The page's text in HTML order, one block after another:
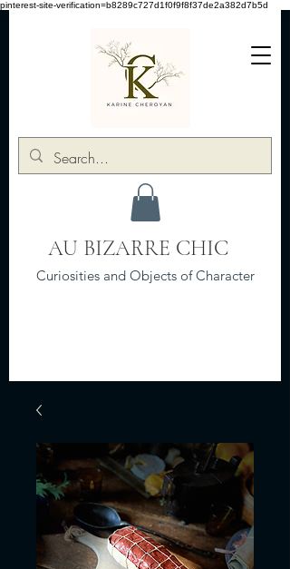
pinterest-site-verification=b8289c727d1f0f9f8f37de2a382d7b5d
AU BIZARRE CHIC
Curiosities and Objects of Character